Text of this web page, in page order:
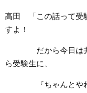
高田 「この話って受
すよ！
だから今日は井関
ら受験生に、
『ちゃんとやれば